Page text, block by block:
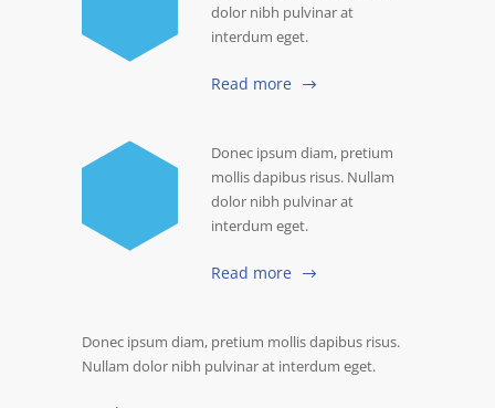
dolor nibh pulvinar at
interdum eget.
Read more
Donec ipsum diam, pretium
mollis dapibus risus. Nullam
dolor nibh pulvinar at
interdum eget.
Read more
Donec ipsum diam, pretium mollis dapibus risus.
Nullam dolor nibh pulvinar at interdum eget.